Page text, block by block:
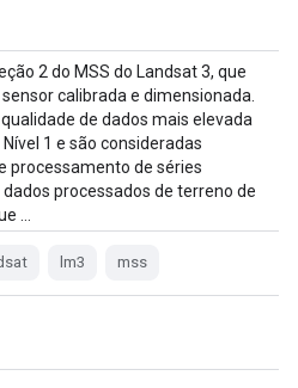
2 do MSS do Landsat 3, que
calibrada e dimensionada.
de dados mais elevada
1 e são consideradas
processamento de séries
processados de terreno de
…
lm3 mss